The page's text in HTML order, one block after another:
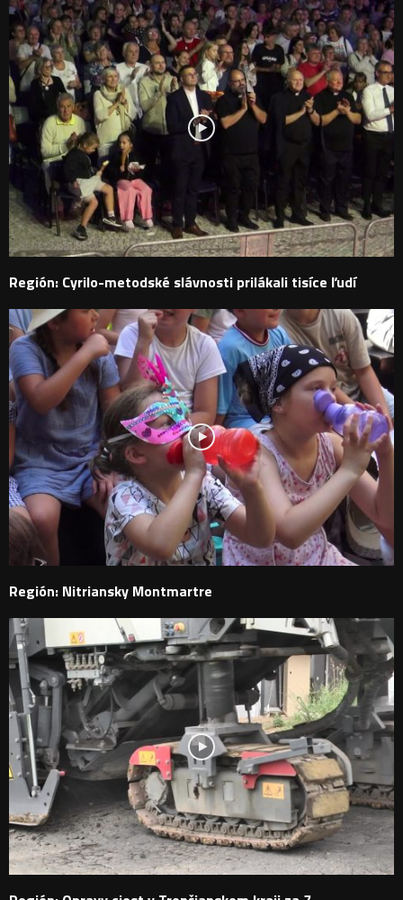
Región: Cyrilo-metodské slávnosti prilákali tisíce ľudí
Región: Nitriansky Montmartre